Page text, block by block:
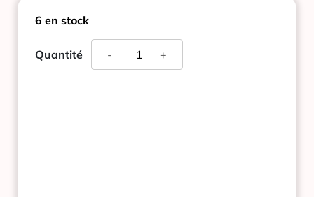
6 en stock
Quantité +
quantité
-